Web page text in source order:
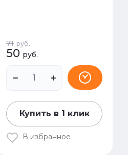
71 руб.
50 руб.
Купить в 1 клик
В избранное